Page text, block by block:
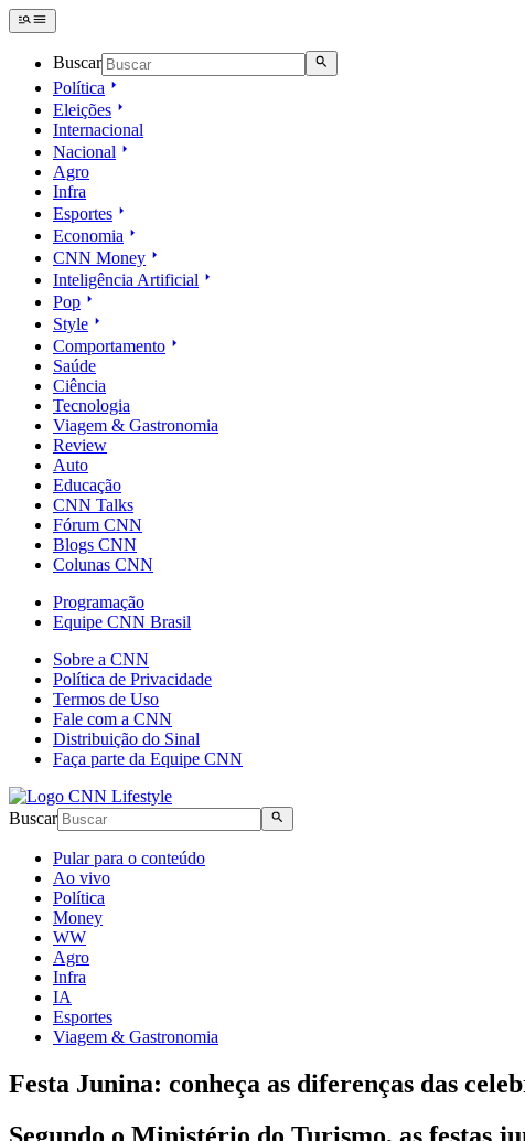
Buscar
Política
Eleições
Internacional
Nacional
Agro
Infra
Esportes
Economia
CNN Money
Inteligência Artificial
Pop
Style
Comportamento
Saúde
Ciência
Tecnologia
Viagem & Gastronomia
Review
Auto
Educação
CNN Talks
Fórum CNN
Blogs CNN
Colunas CNN
Programação
Equipe CNN Brasil
Sobre a CNN
Política de Privacidade
Termos de Uso
Fale com a CNN
Distribuição do Sinal
Faça parte da Equipe CNN
Buscar
Pular para o conteúdo
Ao vivo
Política
Money
WW
Agro
Infra
IA
Esportes
Viagem & Gastronomia
Festa Junina: conheça as diferenças das
Segundo o Ministério do Turismo, as festas